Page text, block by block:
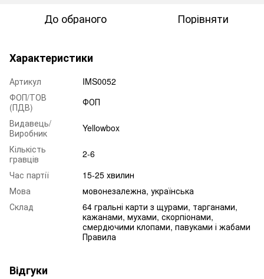
До обраного Порівняти
Характеристики
Артикул
IMS0052
ФОП/ТОВ
(ПДВ)
ФОП
Видавець/
Виробник
Yellowbox
Кількість
гравців
2-6
Час партії
15-25 хвилин
Мова
мовонезалежна, українська
Склад
64 гральні карти з щурами, тарганами,
кажанами, мухами, скорпіонами,
смердючими клопами, павуками і жабами
Правила
Відгуки